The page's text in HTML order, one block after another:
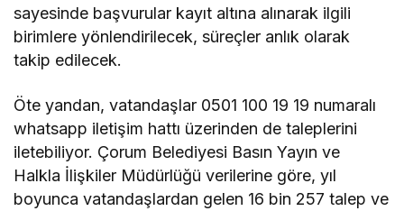
sayesinde başvurular kayıt altına alınarak ilgili
birimlere yönlendirilecek, süreçler anlık olarak
takip edilecek.
Öte yandan, vatandaşlar 0501 100 19 19 numaralı
whatsapp iletişim hattı üzerinden de taleplerini
iletebiliyor. Çorum Belediyesi Basın Yayın ve
Halkla İlişkiler Müdürlüğü verilerine göre, yıl
boyunca vatandaşlardan gelen 16 bin 257 talep ve